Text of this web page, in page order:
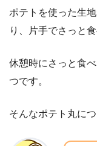
ポテトを使った生
り、片手でさっと
休憩時にさっと食
つです。
そんなポテト丸につ